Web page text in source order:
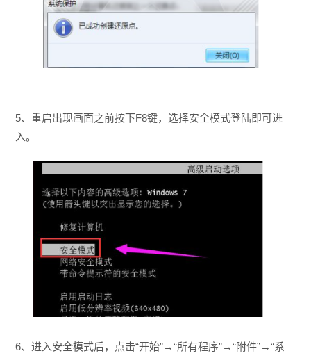
5、重启出现画面之前按下F8键，选择安全模式登陆即可进
入。
6、进入安全模式后，点击“开始”→“所有程序”→“附件”→“系